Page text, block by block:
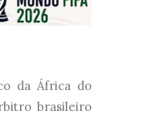
da África do
brasileiro